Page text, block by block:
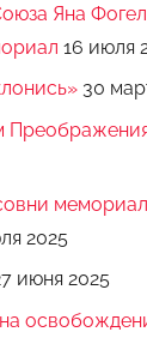
Яна
16 июля
30
2025
июня 2025